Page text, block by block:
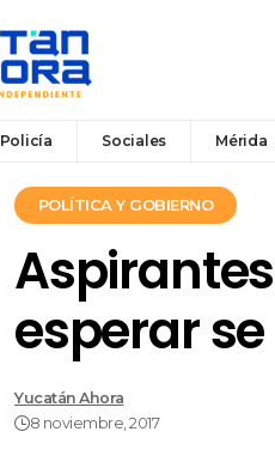
Policía Sociales Mérida
POLÍTICA Y GOBIERNO
esperar
Yucatán Ahora
8 noviembre, 2017